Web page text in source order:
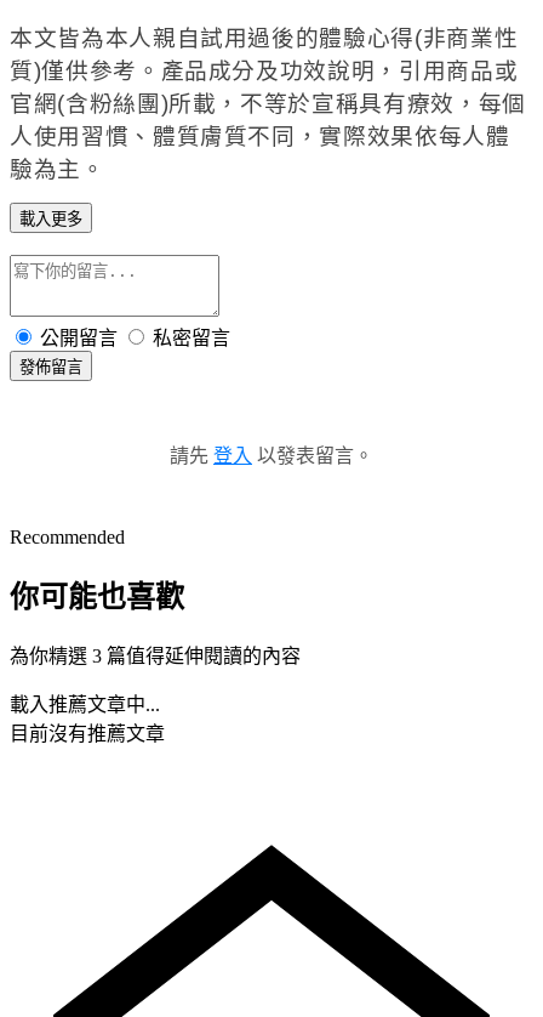
本文皆為本人親自試用過後的體驗心得(非商業性
質)僅供參考。產品成分及功效說明，引用商品或
官網(含粉絲團)所載，不等於宣稱具有療效，每個
人使用習慣、體質膚質不同，實際效果依每人體
驗為主。
載入更多
公開留言 私密留言
發佈留言
請先 登入 以發表留言。
Recommended
你可能也喜歡
為你精選 3 篇值得延伸閱讀的內容
載入推薦文章中...
目前沒有推薦文章